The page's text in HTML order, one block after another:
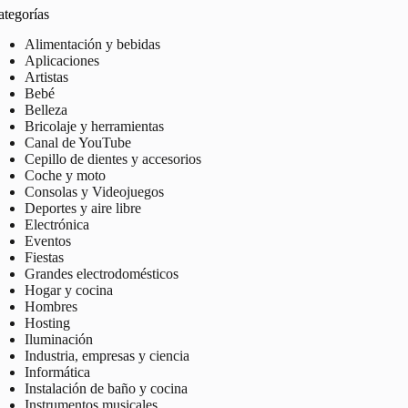
Alimentación y bebidas
Aplicaciones
Artistas
Bebé
Belleza
Bricolaje y herramientas
Canal de YouTube
Cepillo de dientes y accesorios
Coche y moto
Consolas y Videojuegos
Deportes y aire libre
Electrónica
Eventos
Fiestas
Grandes electrodomésticos
Hogar y cocina
Hombres
Hosting
Iluminación
Industria, empresas y ciencia
Informática
Instalación de baño y cocina
Instrumentos musicales